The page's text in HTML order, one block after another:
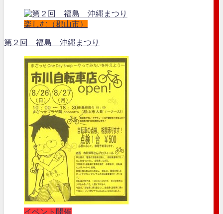
楽しむ（郡山市）
第２回 福島 沖縄まつり
イベント開催